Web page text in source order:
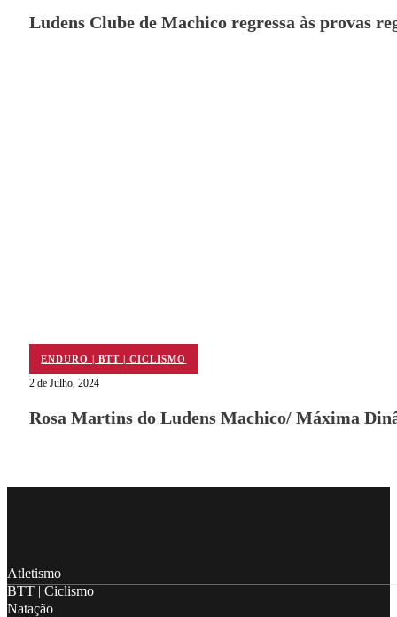
Ludens Clube de Machico regressa às provas
ENDURO | BTT | CICLISMO
2 de Julho, 2024
Rosa Martins do Ludens Machico/ Máxima
Atletismo
BTT | Ciclismo
Natação